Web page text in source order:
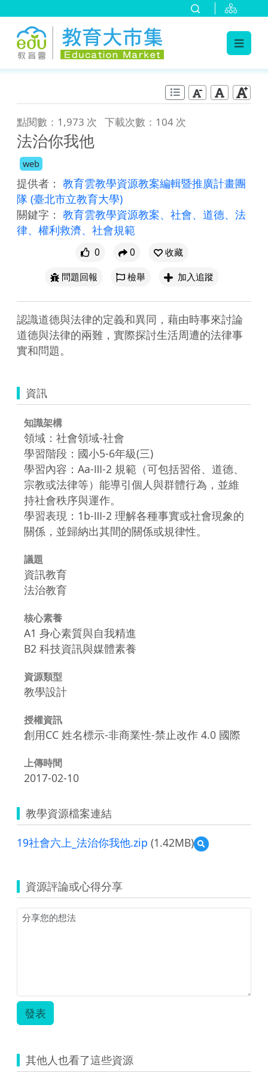
點閱數：1,973 次 下載次數：104 次
法治你我他
web
提供者： 教育雲教學資源教案編輯暨推廣計畫團
隊 (臺北市立教育大學)
關鍵字： 教育雲教學資源教案、社會、道德、法
律、權利救濟、社會規範
0 0
收藏
問題回報
檢舉 加入追蹤
認識道德與法律的定義和異同，藉由時事來討論
道德與法律的兩難，實際探討生活周遭的法律事
實和問題。
資訊
知識架構
領域：社會領域-社會
學習階段：國小5-6年級(三)
學習內容：Aa-Ⅲ-2 規範（可包括習俗、道德、
宗教或法律等）能導引個人與群體行為，並維
持社會秩序與運作。
學習表現：1b-Ⅲ-2 理解各種事實或社會現象的
關係，並歸納出其間的關係或規律性。
議題
資訊教育
法治教育
核心素養
A1 身心素質與自我精進
B2 科技資訊與媒體素養
資源類型
教學設計
授權資訊
創用CC 姓名標示-非商業性-禁止改作 4.0 國際
上傳時間
2017-02-10
教學資源檔案連結
19社會六上_法治你我他.zip (1.42MB)
預
覽
六
上
資源評論或心得分享
發表
其他人也看了這些資源